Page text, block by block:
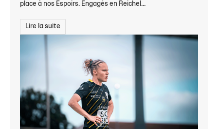
place à nos Espoirs. Engagés en Reichel...
Lire la suite